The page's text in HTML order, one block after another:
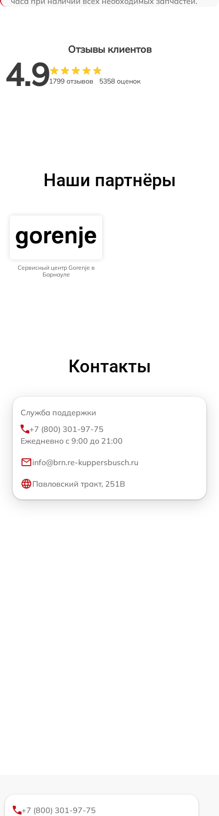
Отзывы клиентов
4.91799 отзывов 5358 оценок
Наши партнёры
Сервисный центр Gorenje в
Барнауле
Контакты
Служба поддержки
+7 (800) 301-97-75
Ежедневно с 9:00 до 21:00
info@brn.re-kuppersbusch.ru
Павловский тракт, 251В
+7 (800) 301-97-75